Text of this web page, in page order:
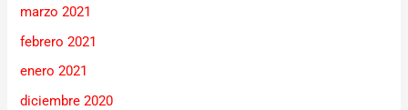
marzo 2021
febrero 2021
enero 2021
diciembre 2020